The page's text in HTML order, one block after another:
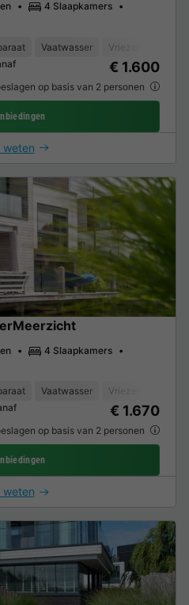
4 Slaapkamers
Vaatwasser Vriezer
€ 1.600
op basis van 2 personen
weten
4 Slaapkamers
Vaatwasser Vriezer
€ 1.670
op basis van 2 personen
weten